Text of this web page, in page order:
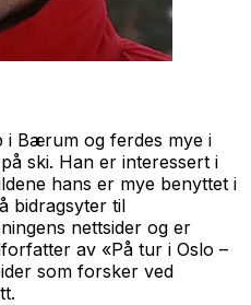
i Bærum og ferdes mye i
ski. Han er interessert i
hans er mye benyttet i
bidragsyter til
nettsider og er
av «På tur i Oslo –
som forsker ved